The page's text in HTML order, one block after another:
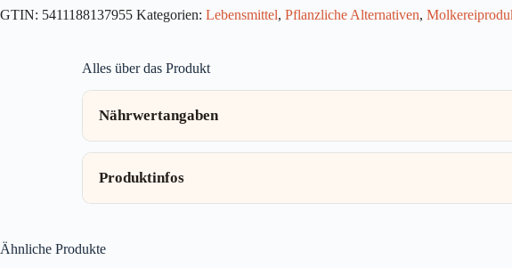
GTIN: 5411188137955 Kategorien: Lebensmittel, Pflanzliche Alternativen,
Alles über das Produkt
Nährwertangaben
Produktinfos
Ähnliche Produkte